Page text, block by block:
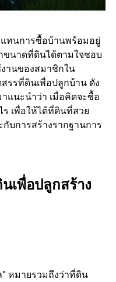
แทนการซื้อบ้านพร้อมอยู่
ขนาดที่ดินได้ตามใจชอบ
านของสมาชิกใน
รรที่ดินเพื่อปลูกบ้าน ดัง
แนะนำว่า เมื่อคิดจะซื้อ
เพื่อให้ได้ที่ดินที่สวย
บการสร้างรากฐานการ
เพื่อปลูกสร้าง
” หมายรวมถึงว่าที่ดิน